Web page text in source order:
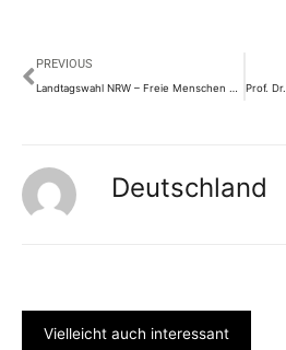
Prev
PREVIOUS
Landtagswahl NRW – Freie Menschen wählen „Freiheit“ (Bielefeld 15.05.2022)
Deutschland
Vielleicht auch interessant